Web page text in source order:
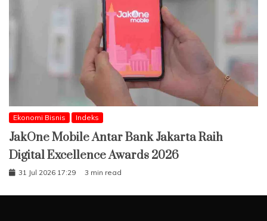
Ekonomi Bisnis Indeks
JakOne Mobile Antar Bank Jakarta Raih
Digital Excellence Awards 2026
31 Jul 2026 17:29 3 min read